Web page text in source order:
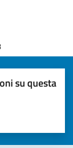
su questa
la chiarezza delle